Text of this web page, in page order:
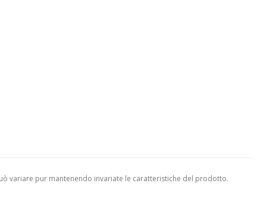
variare pur mantenendo invariate le caratteristiche del prodotto.